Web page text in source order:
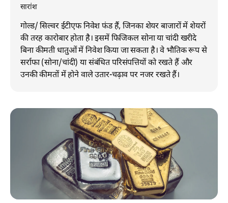
सारांश
गोल्ड/ सिल्वर ईटीएफ निवेश फंड हैं, जिनका शेयर बाजारों में शेयरों
की तरह कारोबार होता है। इसमें फिजिकल सोना या चांदी खरीदे
बिना कीमती धातुओं में निवेश किया जा सकता है। वे भौतिक रूप से
सर्राफा (सोना/चांदी) या संबंधित परिसंपत्तियों को रखते हैं और
उनकी कीमतों में होने वाले उतार-चढ़ाव पर नजर रखते हैं।